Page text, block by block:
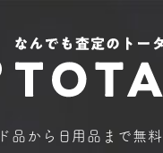
品から日用品まで無